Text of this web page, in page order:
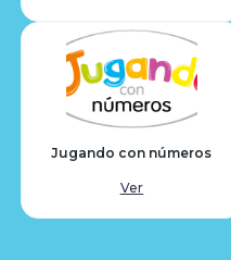
Jugando con números
Ver